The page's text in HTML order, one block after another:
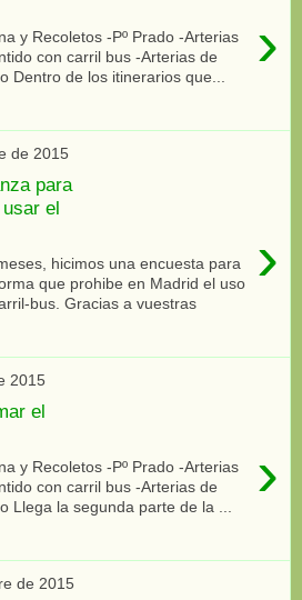
›
y Recoletos -Pº Prado -Arterias
con carril bus -Arterias de
Dentro de los itinerarios que...
de 2015
para
el
›
hicimos una encuesta para
que prohibe en Madrid el uso
bus. Gracias a vuestras
2015
el
›
y Recoletos -Pº Prado -Arterias
con carril bus -Arterias de
Llega la segunda parte de la ...
de 2015